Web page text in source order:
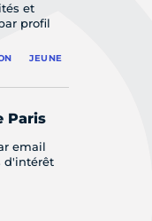
et
profil
JEUNE
Paris
email
d'intérêt